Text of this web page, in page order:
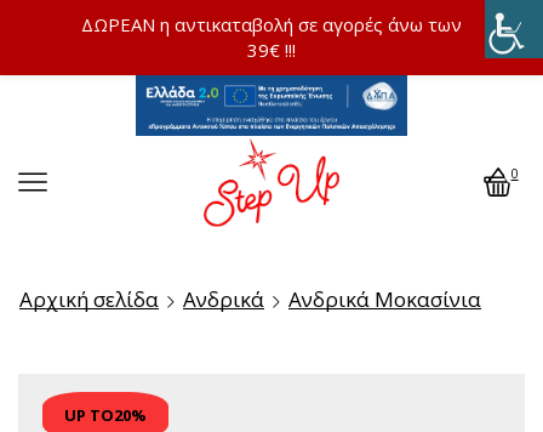
0
Αρχική σελίδα Ανδρικά Ανδρικά Μοκασίνια
UP TO20%
ΔΩΡΕΑΝ η αντικαταβολή σε αγορές άνω των
39€ !!!